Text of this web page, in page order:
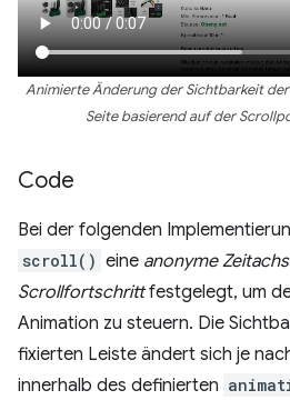
Animierte Änderung der Sichtbarkeit
Seite basierend auf der
Code
Bei der folgenden
scroll() eine anonyme
Scrollfortschrittfestgelegt, um
Animation zu steuern. Die
fixierten Leiste ändert sich je
innerhalb des definierten